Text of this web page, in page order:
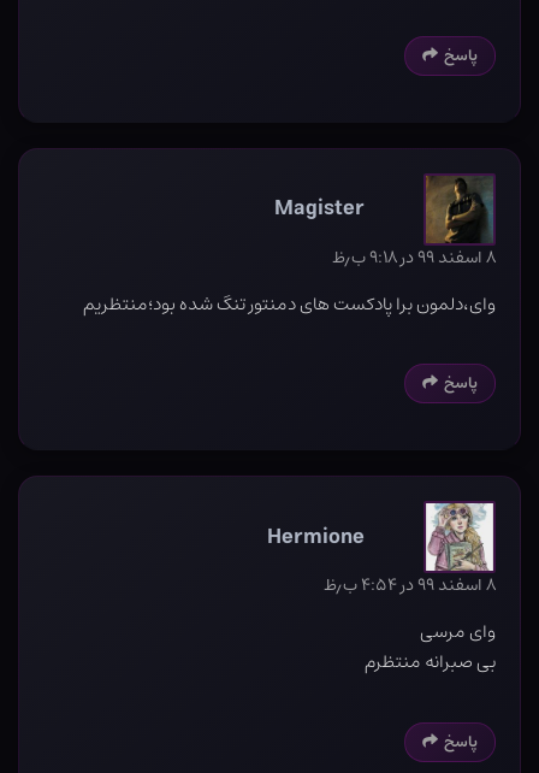
پاسخ
Magister
۸ اسفند ۹۹ در ۹:۱۸ ب٫ظ
وای،دلمون برا پادکست های دمنتور تنگ شده بود؛منتظریم
پاسخ
Hermione
۸ اسفند ۹۹ در ۴:۵۴ ب٫ظ
وای مرسی
بی صبرانه منتظرم
پاسخ